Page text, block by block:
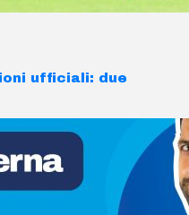
ufficiali: due